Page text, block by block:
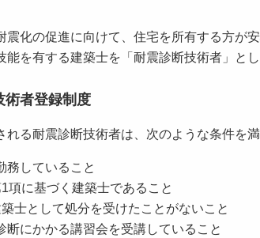
化の促進に向けて、住宅を所有する方が
能を有する建築士を「耐震診断技術者」と
術者登録制度
れる耐震診断技術者は、次のような条件を満
務していること
項に基づく建築士であること
士として処分を受けたことがないこと
断にかかる講習会を受講していること